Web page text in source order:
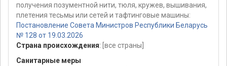
получения позументной нити, тюля, кружев, вышивания,
плетения тесьмы или сетей и тафтинговые машины:
Постановление Совета Министров Республики Беларусь
№ 128 от 19.03.2026
Страна происхождения: [все страны]
Санитарные меры